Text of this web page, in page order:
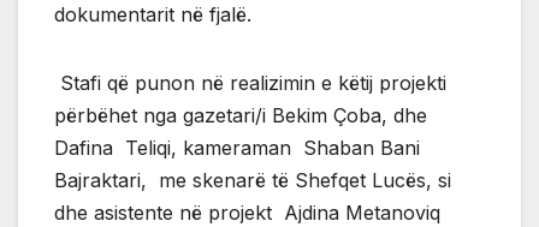
dokumentarit në fjalë.
Stafi që punon në realizimin e këtij projekti
përbëhet nga gazetari/i Bekim Çoba, dhe
Dafina Teliqi, kameraman Shaban Bani
Bajraktari, me skenarë të Shefqet Lucës, si
dhe asistente në projekt Ajdina Metanoviq